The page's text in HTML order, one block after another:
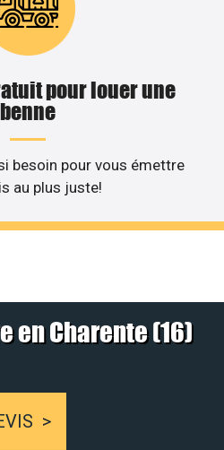
pour louer une
benne
besoin pour vous émettre
au plus juste!
en Charente (16)